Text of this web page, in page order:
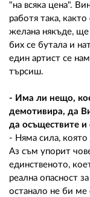
"на всяка цена".
работя така,
желана някъде,
бих се бутала и
един артист се
търсиш.
- Има ли нещо,
демотивира, да
да осъществите и
- Няма сила,
Аз съм упорит
единственото,
реална опасност
останало не би ме